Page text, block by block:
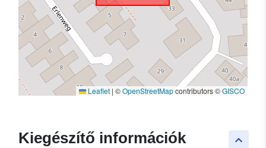
Leaflet | ©OpenStreetMapcontributors ©GISCO
keyboard_arrow_up
Kiegészítő információk